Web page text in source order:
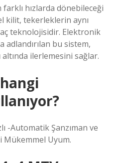
hızlarda dönebileceği
kilit, tekerleklerin aynı
teknolojisidir. Elektronik
bu sistem,
ilerlemesini sağlar.
-Automatik Şanzıman ve
Mükemmel Uyum.